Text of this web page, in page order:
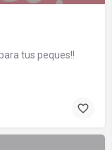
tus peques!!